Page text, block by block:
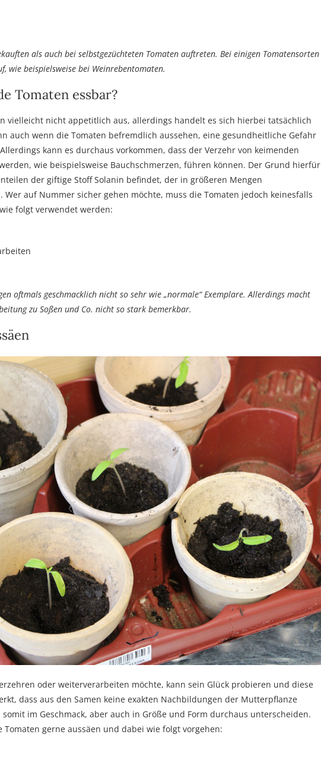
als auch bei selbstgezüchteten Tomaten auftreten. Bei einigen Tomatensorten
wie beispielsweise bei Weinrebentomaten.
Tomaten essbar?
vielleicht nicht appetitlich aus, allerdings handelt es sich hierbei tatsächlich
auch wenn die Tomaten befremdlich aussehen, eine gesundheitliche Gefahr
kann es durchaus vorkommen, dass der Verzehr von keimenden
wie beispielsweise Bauchschmerzen, führen können. Der Grund hierfür
der giftige Stoff Solanin befindet, der in größeren Mengen
auf Nummer sicher gehen möchte, muss die Tomaten jedoch keinesfalls
folgt verwendet werden:
oftmals geschmacklich nicht so sehr wie „normale“ Exemplare. Allerdings macht
zu Soßen und Co. nicht so stark bemerkbar.
oder weiterverarbeiten möchte, kann sein Glück probieren und diese
dass aus den Samen keine exakten Nachbildungen der Mutterpflanze
im Geschmack, aber auch in Größe und Form durchaus unterscheiden.
gerne aussäen und dabei wie folgt vorgehen: